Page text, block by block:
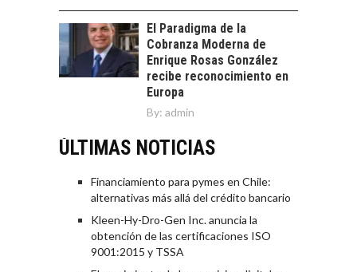
El Paradigma de la
Cobranza Moderna de
Enrique Rosas González
recibe reconocimiento en
Europa
By: admin
ÚLTIMAS NOTICIAS
Financiamiento para pymes en Chile:
alternativas más allá del crédito bancario
Kleen-Hy-Dro-Gen Inc. anuncia la
obtención de las certificaciones ISO
9001:2015 y TSSA